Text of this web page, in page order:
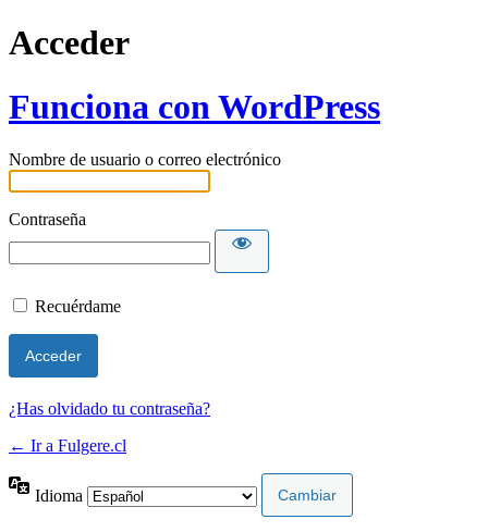
Acceder
Funciona con WordPress
Nombre de usuario o correo electrónico
Contraseña
Recuérdame
¿Has olvidado tu contraseña?
← Ir a Fulgere.cl
Idioma